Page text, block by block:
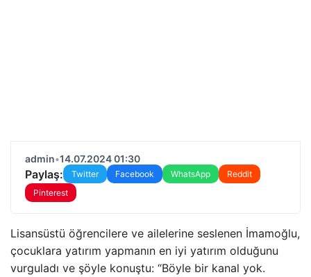
admin•14.07.2024 01:30
Paylaş: Twitter Facebook WhatsApp
Reddit
Pinterest
Lisansüstü öğrencilere ve ailelerine seslenen İmamoğlu,
çocuklara yatırım yapmanın en iyi yatırım olduğunu
vurguladı ve şöyle konuştu: “Böyle bir kanal yok.